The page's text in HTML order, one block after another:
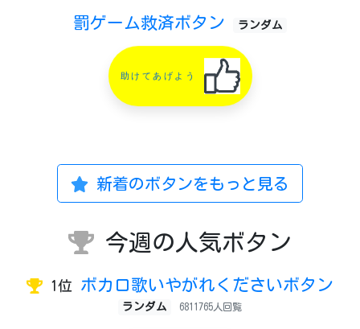
罰ゲーム救済ボタン ランダム
助けてあげよう
新着のボタンをもっと見る
今週の人気ボタン
1位 ボカロ歌いやがれくださいボタン
ランダム 6811765人回覧